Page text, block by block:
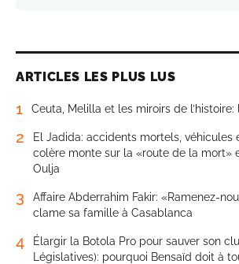
ARTICLES LES PLUS LUS
1 Ceuta, Melilla et les miroirs de
2
El Jadida: accidents mortels, véhicules
colère monte sur la «route de la mort»
Oulja
3
Affaire Abderrahim Fakir: «Ramenez-
clame sa famille à Casablanca
4
Élargir la Botola Pro pour sauver son
Législatives): pourquoi Bensaïd doit à